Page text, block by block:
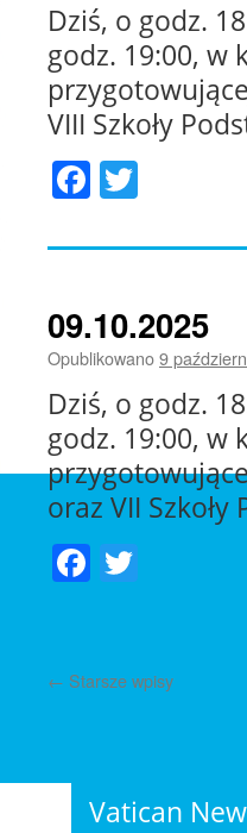
Dziś, o godz.
godz. 19:00, w
VIII Szkoły
Facebook
09.10.2025
Opublikowano9
Dziś, o godz.
godz. 19:00, w
oraz VII
Facebook
← Starsze wpisy
Vatican